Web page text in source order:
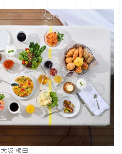
阪 梅田